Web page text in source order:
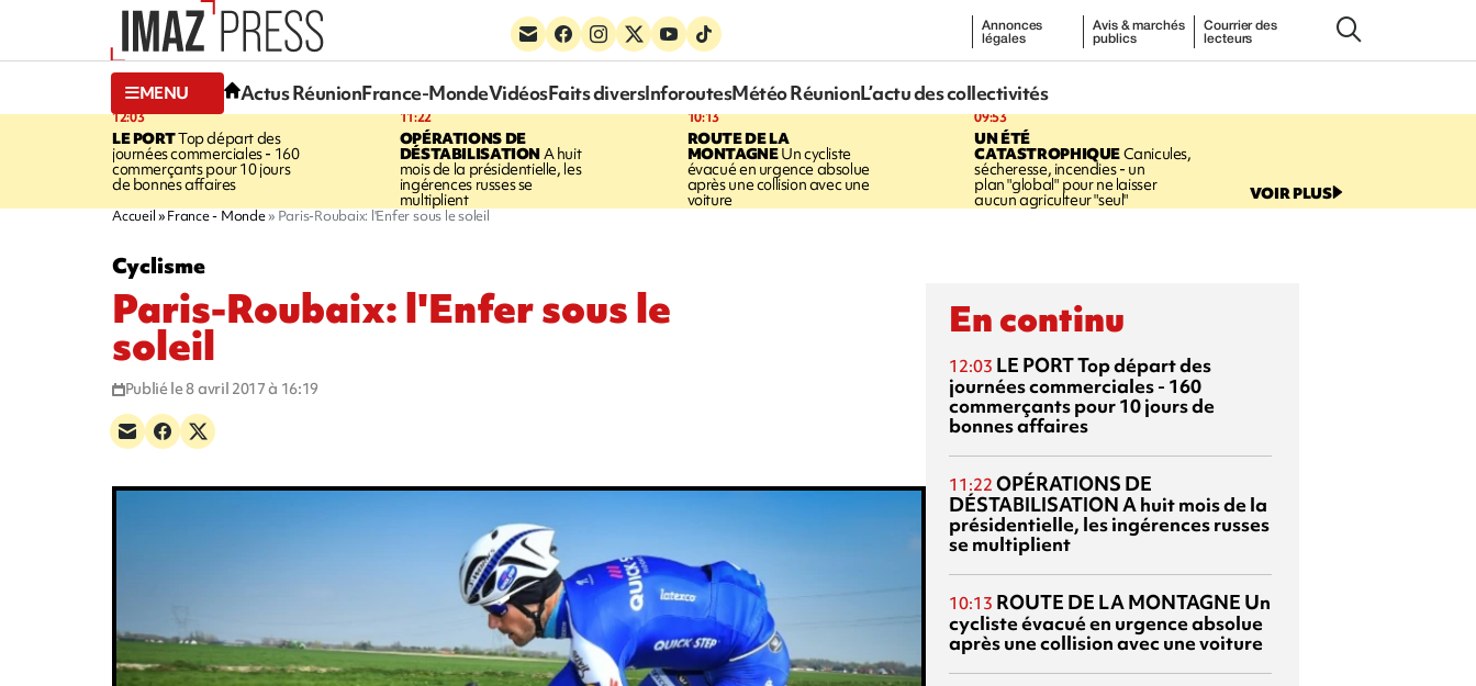
Annonces
légales
Avis & marchés
publics
Courrier des
lecteurs
MENU Actus RéunionFrance-MondeVidéosFaits diversInforoutesMétéo RéunionL’actu des collectivités
12:03
LE PORTTop départ des
journées commerciales - 160
commerçants pour 10 jours
de bonnes affaires
11:22
OPÉRATIONS DE
DÉSTABILISATIONA huit
mois de la présidentielle, les
ingérences russes se
multiplient
10:13
ROUTE DE LA
MONTAGNEUn cycliste
évacué en urgence absolue
après une collision avec une
voiture
09:53
UN ÉTÉ
CATASTROPHIQUECanicules,
sécheresse, incendies - un
plan "global" pour ne laisser
aucun agriculteur "seul" VOIR PLUS
Accueil France - Monde Paris-Roubaix: l'Enfer sous le soleil
Cyclisme
Paris-Roubaix: l'Enfer sous le
soleil
Publié le 8 avril 2017 à 16:19
En continu
12:03 LE PORTTop départ des
journées commerciales - 160
commerçants pour 10 jours de
bonnes affaires
11:22 OPÉRATIONS DE
DÉSTABILISATIONA huit mois de la
présidentielle, les ingérences russes
se multiplient
10:13 ROUTE DE LA MONTAGNE Un
cycliste évacué en urgence absolue
après une collision avec une voiture